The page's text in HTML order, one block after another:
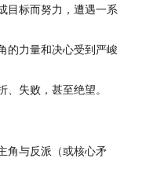
目标而努力，遭遇一系
的力量和决心受到严峻
、失败，甚至绝望。
角与反派（或核心矛